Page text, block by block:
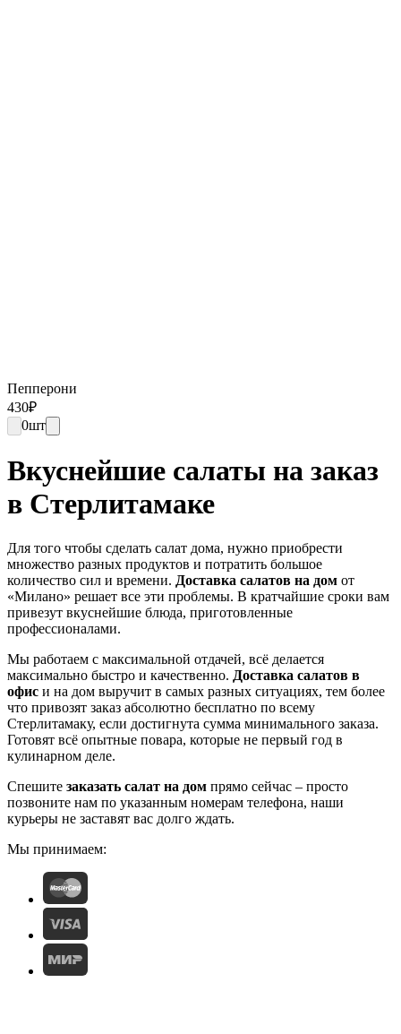
Пепперони
430₽
0шт
Вкуснейшие салаты на заказ
в Стерлитамаке
Для того чтобы сделать салат дома, нужно приобрести
множество разных продуктов и потратить большое
количество сил и времени. Доставка салатов на дом от
«Милано» решает все эти проблемы. В кратчайшие сроки вам
привезут вкуснейшие блюда, приготовленные
профессионалами.
Мы работаем с максимальной отдачей, всё делается
максимально быстро и качественно. Доставка салатов в
офис и на дом выручит в самых разных ситуациях, тем более
что привозят заказ абсолютно бесплатно по всему
Стерлитамаку, если достигнута сумма минимального заказа.
Готовят всё опытные повара, которые не первый год в
кулинарном деле.
Спешите заказать салат на дом прямо сейчас – просто
позвоните нам по указанным номерам телефона, наши
курьеры не заставят вас долго ждать.
Мы принимаем: